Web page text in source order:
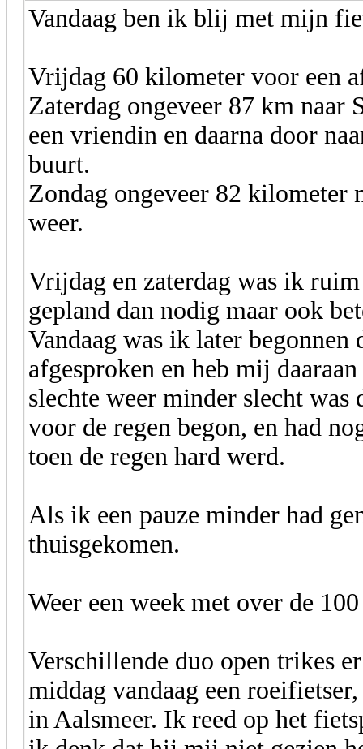
Vandaag ben ik blij met mijn
Vrijdag 60 kilometer voor een
Zaterdag ongeveer 87 km naar
een vriendin en daarna door
buurt.
Zondag ongeveer 82 kilometer
weer.
Vrijdag en zaterdag was ik
gepland dan nodig maar ook
Vandaag was ik later
afgesproken en heb mij
slechte weer minder slecht
voor de regen begon, en had
toen de regen hard werd.
Als ik een pauze minder had
thuisgekomen.
Weer een week met over de
Verschillende duo open trikes
middag vandaag een
in Aalsmeer. Ik reed op het